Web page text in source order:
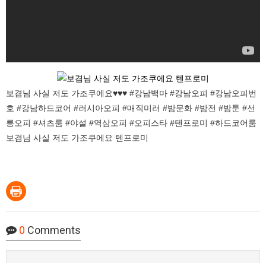
보겸님 사실 저도 가조쿠에요♥♥♥ #강남백마 #강남오피 #강남오피번
호 #강남하드코어 #러시아오피 #매직미러 #밤문화 #밤전 #밤툰 #선
릉오피 #셔츠룸 #야설 #역삼오피 #오피스타 #텐프로미 #하드코어룸
보겸님 사실 저도 가조쿠에요 텐프로미
0 Comments